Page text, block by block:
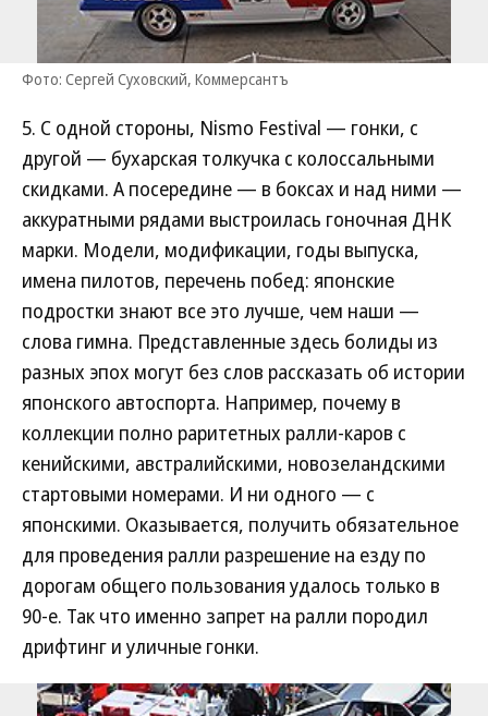
Фото: Сергей Суховский, Коммерсантъ
5. С одной стороны, Nismo Festival — гонки, с
другой — бухарская толкучка с колоссальными
скидками. А посередине — в боксах и над ними —
аккуратными рядами выстроилась гоночная ДНК
марки. Модели, модификации, годы выпуска,
имена пилотов, перечень побед: японские
подростки знают все это лучше, чем наши —
слова гимна. Представленные здесь болиды из
разных эпох могут без слов рассказать об истории
японского автоспорта. Например, почему в
коллекции полно раритетных ралли-каров с
кенийскими, австралийскими, новозеландскими
стартовыми номерами. И ни одного — с
японскими. Оказывается, получить обязательное
для проведения ралли разрешение на езду по
дорогам общего пользования удалось только в
90-е. Так что именно запрет на ралли породил
дрифтинг и уличные гонки.